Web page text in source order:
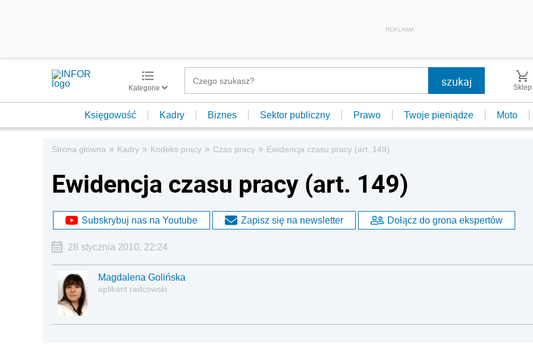
REKLAMA
Kategorie Sklep
Księgowość Kadry Biznes Sektor publiczny Prawo Twoje pieniądze Moto
Strona główna » Kadry » Kodeks pracy » Czas pracy » Ewidencja czasu pracy (art. 149)
Ewidencja czasu pracy (art. 149)
Subskrybuj nas na Youtube Zapisz się na newsletter Dołącz do grona ekspertów
28 stycznia 2010, 22:24
Magdalena Golińska
aplikant radcowski